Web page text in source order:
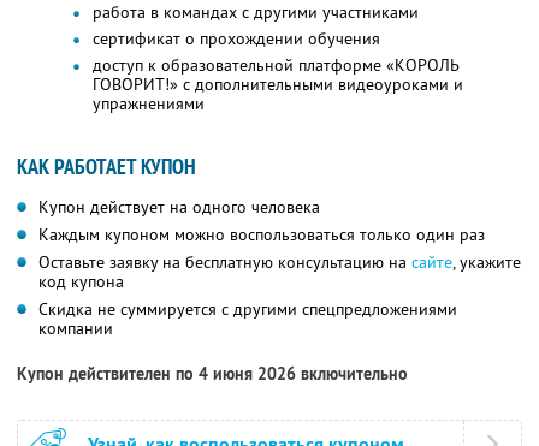
работа в командах с другими участниками
сертификат о прохождении обучения
доступ к образовательной платформе «КОРОЛЬ
ГОВОРИТ!» с дополнительными видеоуроками и
упражнениями
КАК РАБОТАЕТ КУПОН
Купон действует на одного человека
Каждым купоном можно воспользоваться только один раз
Оставьте заявку на бесплатную консультацию на сайте, укажите
код купона
Скидка не суммируется с другими спецпредложениями
компании
Купон действителен по 4 июня 2026 включительно